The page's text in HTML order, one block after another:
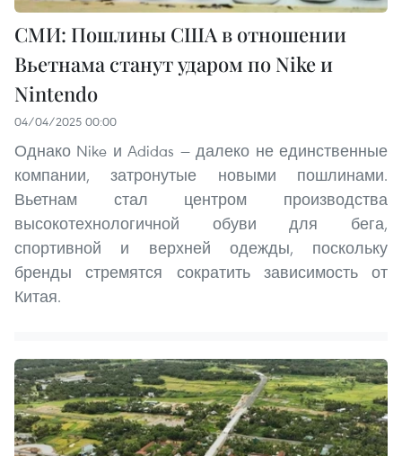
СМИ: Пошлины США в отношении
Вьетнама станут ударом по Nike и
Nintendo
04/04/2025 00:00
Однако Nike и Adidas — далеко не единственные
компании, затронутые новыми пошлинами.
Вьетнам стал центром производства
высокотехнологичной обуви для бега,
спортивной и верхней одежды, поскольку
бренды стремятся сократить зависимость от
Китая.